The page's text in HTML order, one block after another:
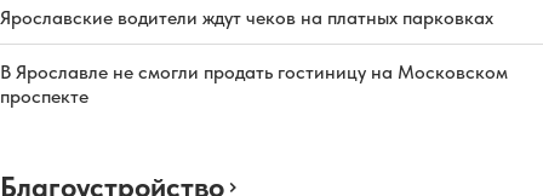
Ярославские водители ждут чеков на платных парковках
В Ярославле не смогли продать гостиницу на Московском
проспекте
Благоустройство